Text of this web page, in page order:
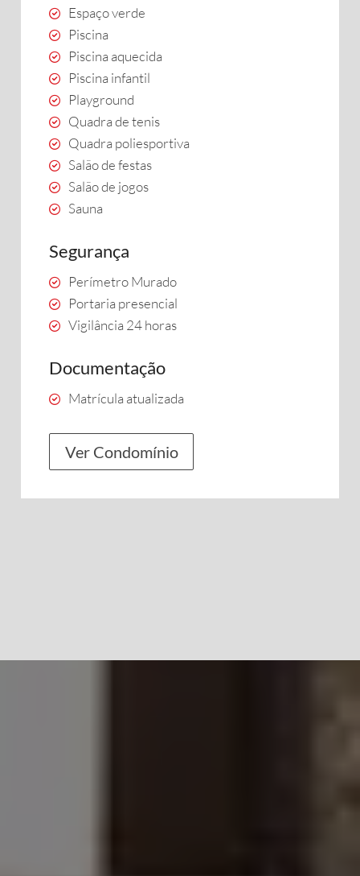
Espaço verde
Piscina
Piscina aquecida
Piscina infantil
Playground
Quadra de tenis
Quadra poliesportiva
Salão de festas
Salão de jogos
Sauna
Segurança
Perímetro Murado
Portaria presencial
Vigilância 24 horas
Documentação
Matrícula atualizada
Ver Condomínio